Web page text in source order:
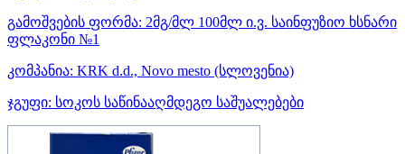
გამოშვების ფორმა: 2მგ/მლ 100მლ ი.ვ. საინფუზიო ხსნარი
ფლაკონი №1
კომპანია: KRK d.d., Novo mesto (სლოვენია)
ჯგუფი: სოკოს საწინააღმდეგო საშუალებები